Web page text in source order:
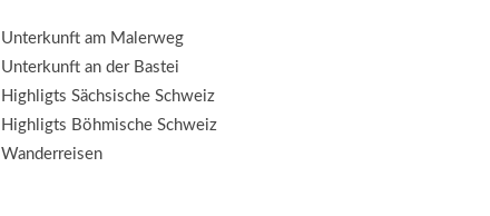
Unterkunft am Malerweg
Unterkunft an der Bastei
Highligts Sächsische Schweiz
Highligts Böhmische Schweiz
Wanderreisen